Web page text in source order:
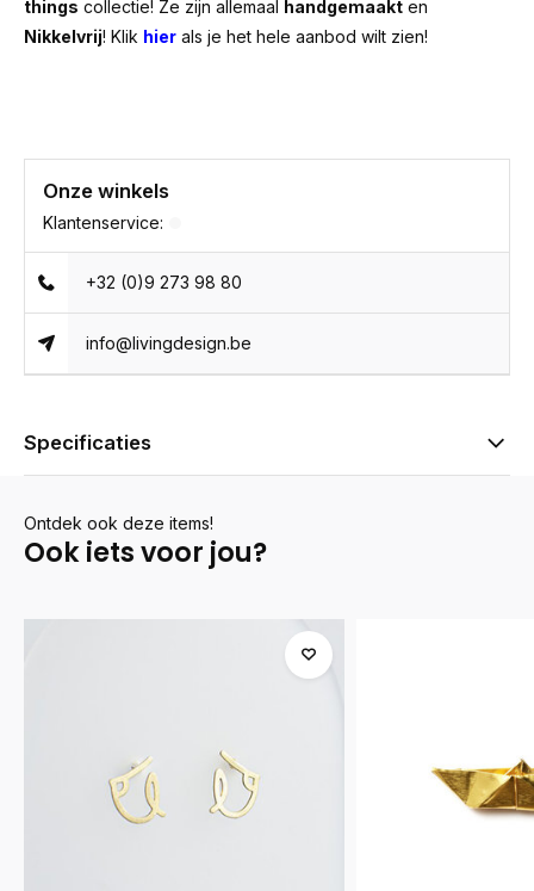
things collectie! Ze zijn allemaal handgemaakt en
Nikkelvrij! Klik hier als je het hele aanbod wilt zien!
Onze winkels
Klantenservice:
+32 (0)9 273 98 80
info@livingdesign.be
Specificaties
Ontdek ook deze items!
Ook iets voor jou?